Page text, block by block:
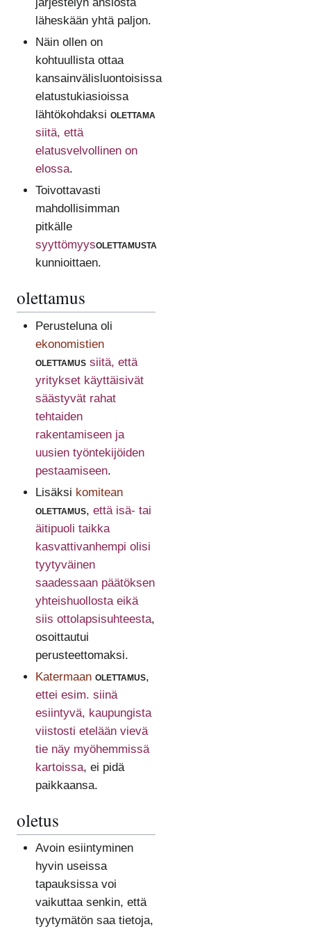
läheskään yhtä paljon.
Näin ollen on
kohtuullista ottaa
kansainvälisluontoisissa
elatustukiasioissa
lähtökohdaksi olettama
siitä, että
elatusvelvollinen on
elossa.
Toivottavasti
mahdollisimman
pitkälle
syyttömyysolettamusta
kunnioittaen.
olettamus
Perusteluna oli
ekonomistien
olettamus siitä, että
yritykset käyttäisivät
säästyvät rahat
tehtaiden
rakentamiseen ja
uusien työntekijöiden
pestaamiseen.
Lisäksi komitean
olettamus, että isä- tai
äitipuoli taikka
kasvattivanhempi olisi
tyytyväinen
saadessaan päätöksen
yhteishuollosta eikä
siis ottolapsisuhteesta,
osoittautui
perusteettomaksi.
Katermaan olettamus,
ettei esim. siinä
esiintyvä, kaupungista
viistosti etelään vievä
tie näy myöhemmissä
kartoissa, ei pidä
paikkaansa.
oletus
Avoin esiintyminen
hyvin useissa
tapauksissa voi
vaikuttaa senkin, että
tyytymätön saa tietoja,